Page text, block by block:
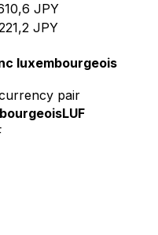
JPY
JPY
luxembourgeois
pair
LUF